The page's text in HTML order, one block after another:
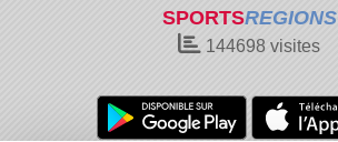
SPORTSREGIONS
144698 visites